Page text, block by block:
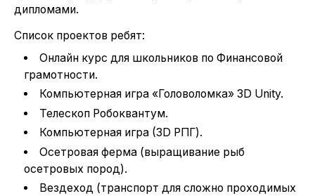
дипломами.
Список проектов ребят:
Онлайн курс для школьников по Финансовой
грамотности.
Компьютерная игра «Головоломка» 3D Unity.
Телескоп Робоквантум.
Компьютерная игра (3D РПГ).
Осетровая ферма (выращивание рыб
осетровых пород).
Вездеход (транспорт для сложно проходимых